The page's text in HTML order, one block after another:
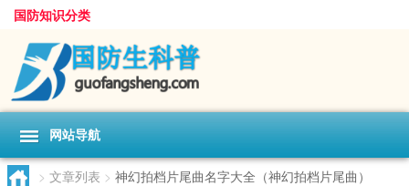
国防知识分类
网站导航
> 文章列表 > 神幻拍档片尾曲名字大全（神幻拍档片尾曲）